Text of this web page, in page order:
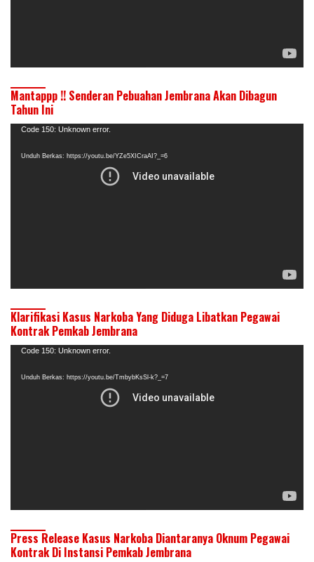
Mantappp !! Senderan Pebuahan Jembrana Akan Dibagun
Tahun Ini
Pemutar
Code 150: Unknown error.
Unduh Berkas: https://youtu.be/YZe5XICraAI?_=6
Klarifikasi Kasus Narkoba Yang Diduga Libatkan Pegawai
Kontrak Pemkab Jembrana
Pemutar
Code 150: Unknown error.
Unduh Berkas: https://youtu.be/TmbybKsSl-k?_=7
Press Release Kasus Narkoba Diantaranya Oknum Pegawai
Kontrak Di Instansi Pemkab Jembrana